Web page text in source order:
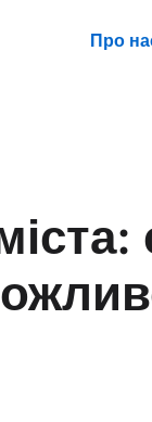
Про